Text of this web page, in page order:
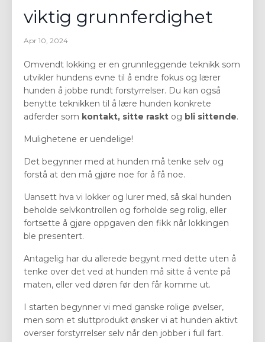
viktig grunnferdighet
Apr 10, 2024
Omvendt lokking er en grunnleggende teknikk som
utvikler hundens evne til å endre fokus og lærer
hunden å jobbe rundt forstyrrelser. Du kan også
benytte teknikken til å lære hunden konkrete
adferder som kontakt, sitte raskt og bli sittende.
Mulighetene er uendelige!
Det begynner med at hunden må tenke selv og
forstå at den må gjøre noe for å få noe.
Uansett hva vi lokker og lurer med, så skal hunden
beholde selvkontrollen og forholde seg rolig, eller
fortsette å gjøre oppgaven den fikk når lokkingen
ble presentert.
Antagelig har du allerede begynt med dette uten å
tenke over det ved at hunden må sitte å vente på
maten, eller ved døren før den får komme ut.
I starten begynner vi med ganske rolige øvelser,
men som et sluttprodukt ønsker vi at hunden aktivt
overser forstyrrelser selv når den jobber i full fart.